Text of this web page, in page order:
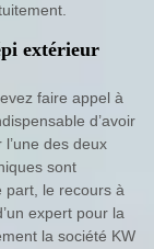
extérieur
faire appel à
d’avoir
des deux
sont
part, le recours à
expert pour la
la société KW